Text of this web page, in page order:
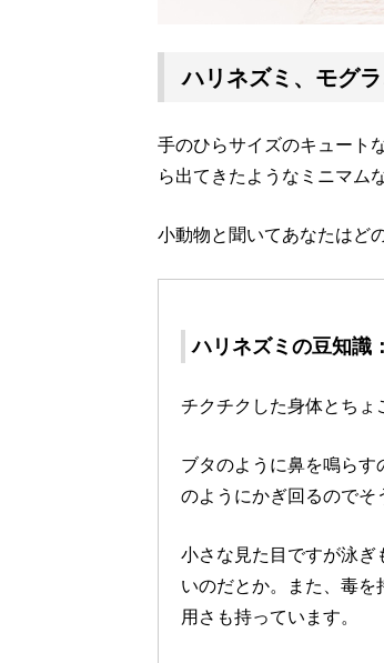
ハリネズミ、モグ
手のひらサイズのキュート
ら出てきたようなミニマム
小動物と聞いてあなたはど
ハリネズミの豆知識
チクチクした身体とちょ
ブタのように鼻を鳴らす
のようにかぎ回るのでそ
小さな見た目ですが泳ぎ
いのだとか。また、毒
用さも持っています。